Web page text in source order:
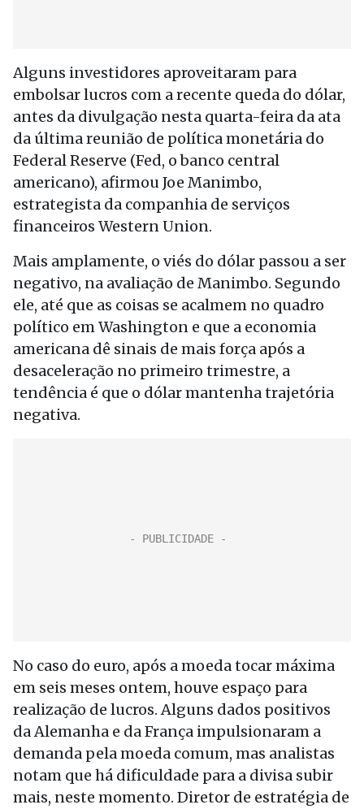
Alguns investidores aproveitaram para
embolsar lucros com a recente queda do dólar,
antes da divulgação nesta quarta-feira da ata
da última reunião de política monetária do
Federal Reserve (Fed, o banco central
americano), afirmou Joe Manimbo,
estrategista da companhia de serviços
financeiros Western Union.
Mais amplamente, o viés do dólar passou a ser
negativo, na avaliação de Manimbo. Segundo
ele, até que as coisas se acalmem no quadro
político em Washington e que a economia
americana dê sinais de mais força após a
desaceleração no primeiro trimestre, a
tendência é que o dólar mantenha trajetória
negativa.
No caso do euro, após a moeda tocar máxima
em seis meses ontem, houve espaço para
realização de lucros. Alguns dados positivos
da Alemanha e da França impulsionaram a
demanda pela moeda comum, mas analistas
notam que há dificuldade para a divisa subir
mais, neste momento. Diretor de estratégia de